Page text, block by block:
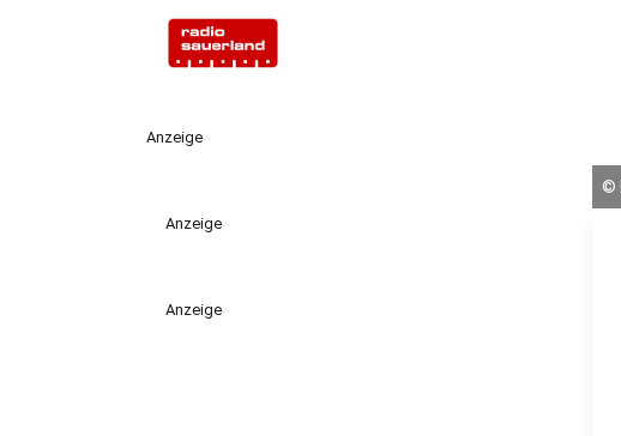
Anzeige
Anzeige
Anzeige
©